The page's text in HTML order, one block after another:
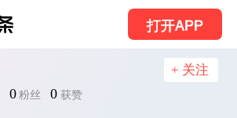
打开APP
0 粉丝 0 获赞
+ 关注